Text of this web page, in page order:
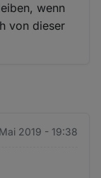
wenn
von dieser
2019 - 19:38